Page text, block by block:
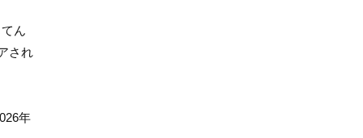
ん
され
年